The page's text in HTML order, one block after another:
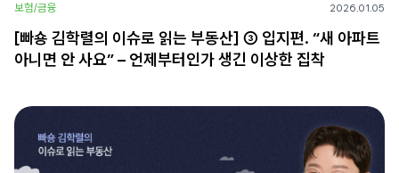
보험/금융 2026.01.05
[빠숑 김학렬의 이슈로 읽는 부동산] ③ 입지편. “새 아파트
아니면 안 사요” – 언제부터인가 생긴 이상한 집착